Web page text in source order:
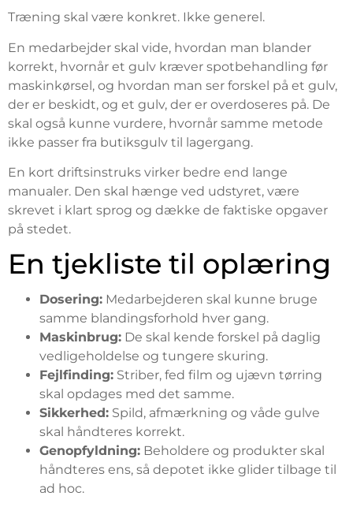
Træning skal være konkret. Ikke generel.
En medarbejder skal vide, hvordan man blander
korrekt, hvornår et gulv kræver spotbehandling før
maskinkørsel, og hvordan man ser forskel på et gulv,
der er beskidt, og et gulv, der er overdoseres på. De
skal også kunne vurdere, hvornår samme metode
ikke passer fra butiksgulv til lagergang.
En kort driftsinstruks virker bedre end lange
manualer. Den skal hænge ved udstyret, være
skrevet i klart sprog og dække de faktiske opgaver
på stedet.
En tjekliste til oplæring
Dosering: Medarbejderen skal kunne bruge
samme blandingsforhold hver gang.
Maskinbrug: De skal kende forskel på daglig
vedligeholdelse og tungere skuring.
Fejlfinding: Striber, fed film og ujævn tørring
skal opdages med det samme.
Sikkerhed: Spild, afmærkning og våde gulve
skal håndteres korrekt.
Genopfyldning: Beholdere og produkter skal
håndteres ens, så depotet ikke glider tilbage til
ad hoc.